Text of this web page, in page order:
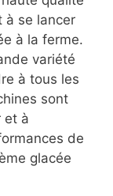
à se lancer
à la ferme.
variété
à tous les
sont
et à
de
glacée